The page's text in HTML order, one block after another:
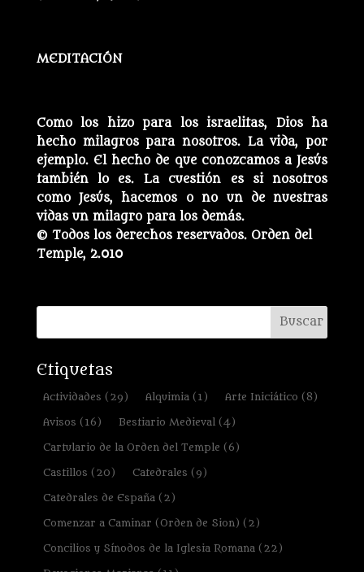
MEDITACIÓN
Como los hizo para los israelitas, Dios ha
hecho milagros para nosotros. La vida, por
ejemplo. El hecho de que conozcamos a Jesús
también lo es. La cuestión es si nosotros
como Jesús, hacemos o no un de nuestras
vidas un milagro para los demás.
© Todos los derechos reservados. Orden del
Temple, 2.010
Etiquetas
Actividades (29) Alquimia (1) Arte Iniciático (8)
Avisos (16) Bestiario Medieval (4)
Cartulario de la Orden del Temple (6)
Castillos (20) Catedrales (9)
Catedrales de España (2)
Comenzar a Caminar (Orden de Sion) (2)
Concilios y Sínodos de la Iglesia Romana (22)